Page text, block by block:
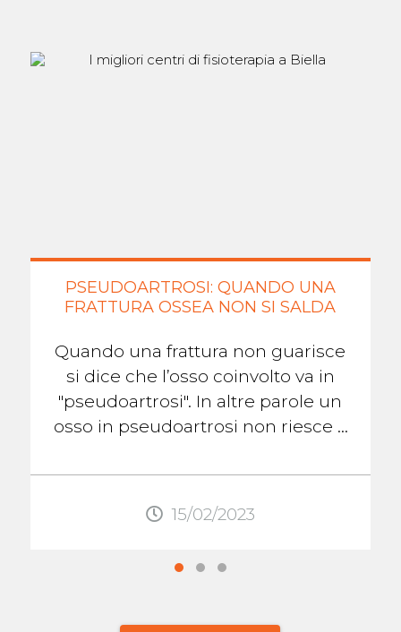
PSEUDOARTROSI: QUANDO UNA
FRATTURA OSSEA NON SI SALDA
Quando una frattura non guarisce
si dice che l’osso coinvolto va in
"pseudoartrosi". In altre parole un
osso in pseudoartrosi non riesce a
...
15/02/2023